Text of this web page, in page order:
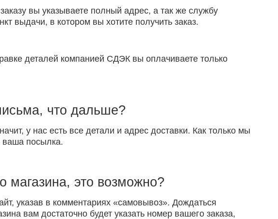
вы указываете полный адрес, а так же службу
выдачи, в котором вы хотите получить заказ.
деталей компанией СДЭК вы оплачиваете только
что дальше?
у нас есть все детали и адрес доставки. Как только мы
ваша посылка.
магазина, это возможно?
указав в комментариях «самовывоз». Дождаться
вам достаточно будет указать номер вашего заказа,